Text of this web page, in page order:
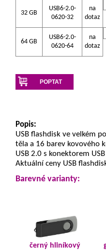
32 GB
USB6-2.0-
0620-32
na
dotaz
64 GB
USB6-2.0-
0620-64
na
dotaz
POPTAT
Popis:
USB flashdisk ve velkém
těla a 16 barev kovového
USB 2.0 s konektorem
Aktuální ceny USB
Barevné varianty:
černý hliníkový